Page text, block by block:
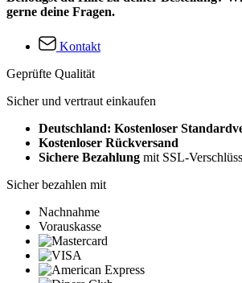
gerne deine Fragen.
Kontakt
Geprüfte Qualität
Sicher und vertraut einkaufen
Deutschland: Kostenloser
Kostenloser Rückversand
Sichere Bezahlung mit SSL-
Sicher bezahlen mit
Nachnahme
Vorauskasse